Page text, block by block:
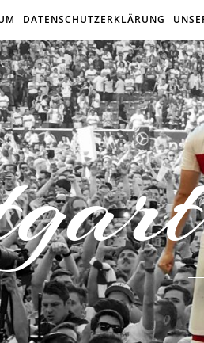
DATENSCHUTZERKLÄRUNG